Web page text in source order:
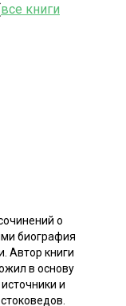
все книги
о
биография
Автор книги
в основу
и